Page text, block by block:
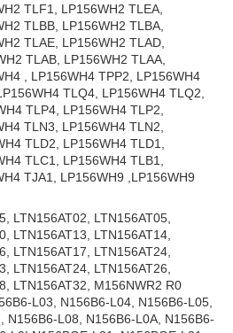
TLF1, LP156WH2 TLEA,
TLBB, LP156WH2 TLBA,
TLAE, LP156WH2 TLAD,
TLAB, LP156WH2 TLAA,
, LP156WH4 TPP2, LP156WH4
TLQ4, LP156WH4 TLQ2,
TLP4, LP156WH4 TLP2,
TLN3, LP156WH4 TLN2,
TLD2, LP156WH4 TLD1,
TLC1, LP156WH4 TLB1,
TJA1, LP156WH9 ,LP156WH9
LTN156AT02, LTN156AT05,
LTN156AT13, LTN156AT14,
LTN156AT17, LTN156AT24,
LTN156AT24, LTN156AT26,
LTN156AT32, M156NWR2 R0
L03, N156B6-L04, N156B6-L05,
N156B6-L08, N156B6-L0A, N156B6-